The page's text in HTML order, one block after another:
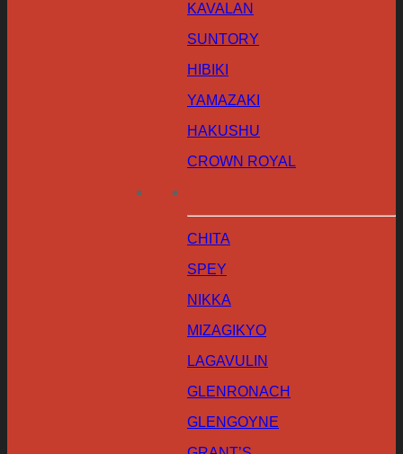
KAVALAN
SUNTORY
HIBIKI
YAMAZAKI
HAKUSHU
CROWN ROYAL
CHITA
SPEY
NIKKA
MIZAGIKYO
LAGAVULIN
GLENRONACH
GLENGOYNE